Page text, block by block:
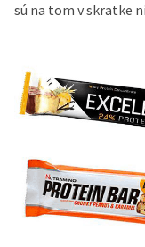
sú na tom v skratke